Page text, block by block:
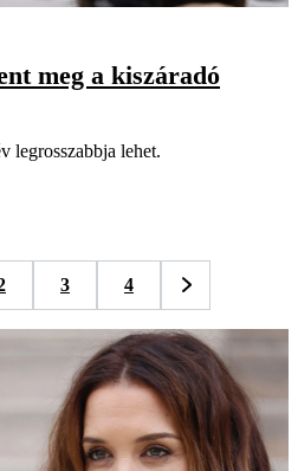
meg a kiszáradó
legrosszabbja lehet.
3 4